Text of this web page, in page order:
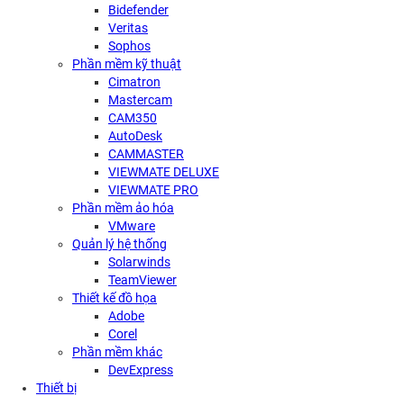
Bidefender
Veritas
Sophos
Phần mềm kỹ thuật
Cimatron
Mastercam
CAM350
AutoDesk
CAMMASTER
VIEWMATE DELUXE
VIEWMATE PRO
Phần mềm ảo hóa
VMware
Quản lý hệ thống
Solarwinds
TeamViewer
Thiết kế đồ họa
Adobe
Corel
Phần mềm khác
DevExpress
Thiết bị